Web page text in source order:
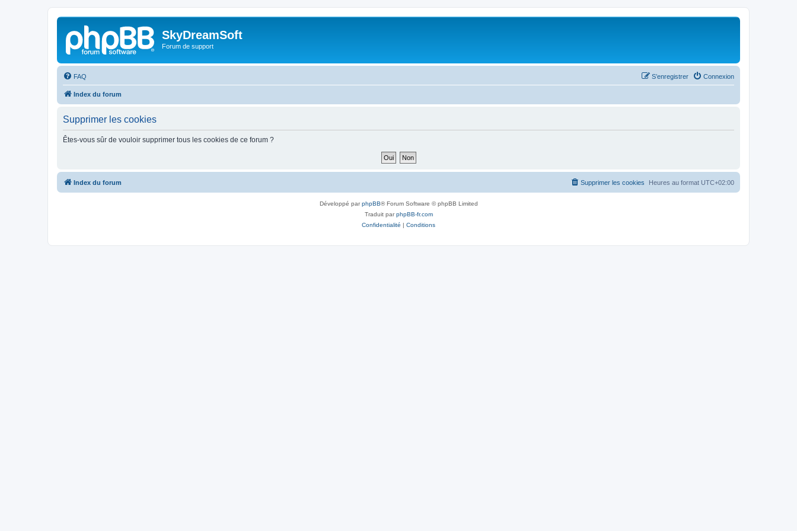
SkyDreamSoft
Forum de support
FAQ Connexion
S’enregistrer
Index du forum
Supprimer les cookies
Êtes-vous sûr de vouloir supprimer tous les cookies de ce forum ?
Index du forum Heures au format UTC+02:00
Supprimer les cookies
Développé parphpBB® Forum Software © phpBB Limited
Traduit parphpBB-fr.com
Confidentialité | Conditions